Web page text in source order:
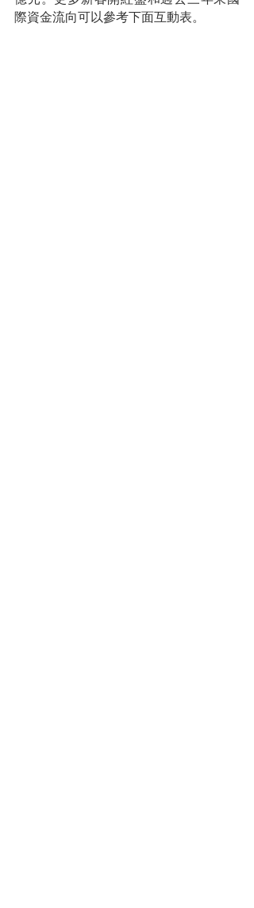
際資金流向可以參考下面互動表。